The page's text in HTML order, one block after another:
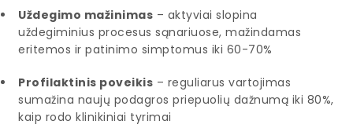
Uždegimo mažinimas – aktyviai slopina
uždegiminius procesus sąnariuose, mažindamas
eritemos ir patinimo simptomus iki 60-70%
Profilaktinis poveikis – reguliarus vartojimas
sumažina naujų podagros priepuolių dažnumą iki 80%,
kaip rodo klinikiniai tyrimai